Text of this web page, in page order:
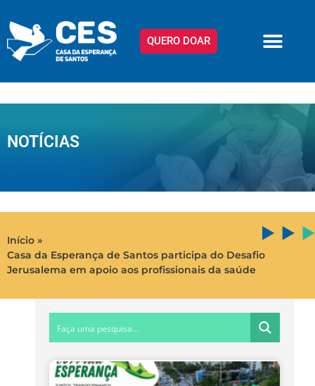
QUERO DOAR
NOTÍCIAS
Início »
Casa da Esperança de Santos participa do Desafio
Jerusalema em apoio aos profissionais da saúde